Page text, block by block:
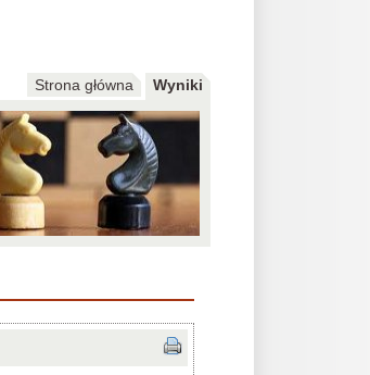
Strona główna Wyniki